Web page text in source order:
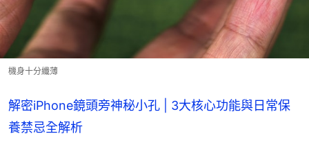
機身十分纖薄
解密iPhone鏡頭旁神秘小孔 | 3大核心功能與日常保
養禁忌全解析